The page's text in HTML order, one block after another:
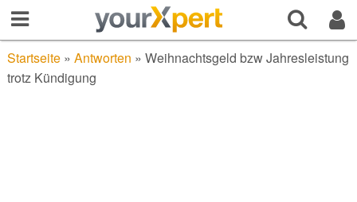
Startseite» Antworten » Weihnachtsgeld bzw Jahresleistung
trotz Kündigung